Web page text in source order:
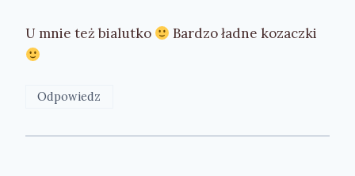
U mnie też bialutko Bardzo ładne kozaczki
Odpowiedz